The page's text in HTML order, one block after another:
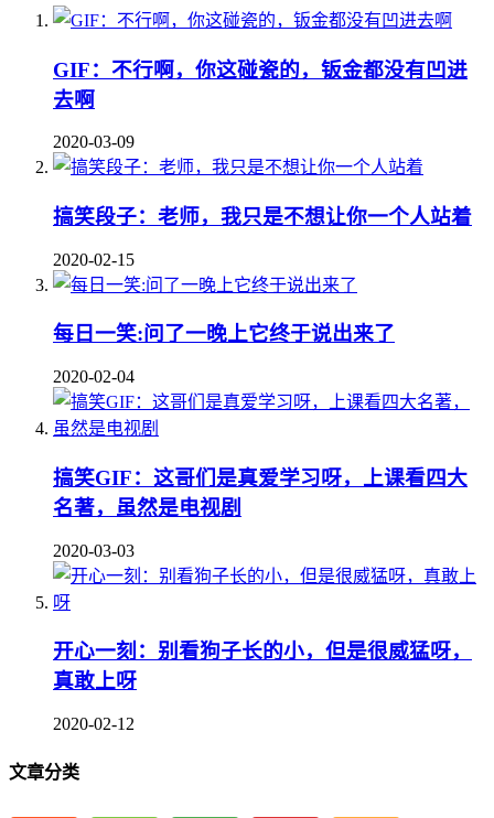
GIF：不行啊，你这碰瓷的，钣金都没有凹进
去啊
2020-03-09
搞笑段子：老师，我只是不想让你一个人站着
2020-02-15
每日一笑:问了一晚上它终于说出来了
2020-02-04
搞笑GIF：这哥们是真爱学习呀，上课看四大
名著，虽然是电视剧
2020-03-03
开心一刻：别看狗子长的小，但是很威猛呀，
真敢上呀
2020-02-12
文章分类